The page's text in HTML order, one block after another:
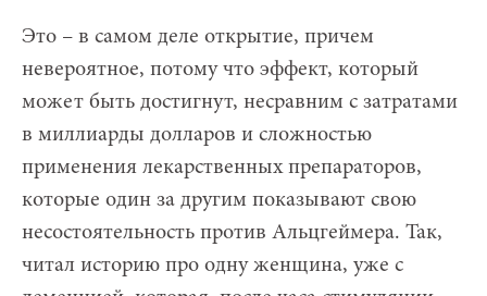
Это – в самом деле открытие, причем
невероятное, потому что эффект, который
может быть достигнут, несравним с затратами
в миллиарды долларов и сложностью
применения лекарственных препараторов,
которые один за другим показывают свою
несостоятельность против Альцгеймера. Так,
читал историю про одну женщина, уже с